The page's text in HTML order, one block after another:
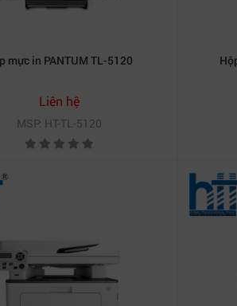
mực in PANTUM TL-5120
Liên hệ
MSP: HT-TL-5120